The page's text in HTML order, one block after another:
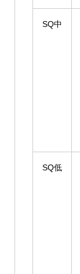
SQ中
SQ低